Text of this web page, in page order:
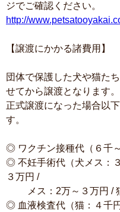
ジでご確認ください。
http://
【譲渡にかかる諸費用】
団体で保護した犬や猫た
せてから譲渡となります。
正式譲渡になった場合以
す。
◎ ワクチン接種代（６千～
◎ 不妊手術代（犬メス：
３万円 /
メス：2万～３万円 / 猫
◎ 血液検査代（猫：４千円